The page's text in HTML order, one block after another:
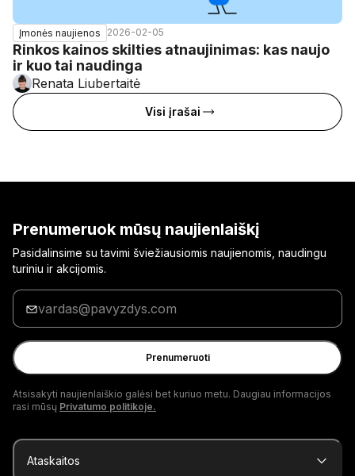
Įmonės naujienos 2026-02-05
Rinkos kainos skilties atnaujinimas: kas naujo
ir kuo tai naudinga
Renata Liubertaitė
Visi įrašai
Prenumeruok mūsų naujienlaiškį
Pasidalinsime su tavimi šviežiausiomis naujienomis, naudingu
turiniu ir akcijomis.
Įrašyk
savo
el.
pašto
adresą
Prenumeruoti
Atsisakyti naujienlaiškio galėsi bet kuriuo metu. Daugiau informacijos
rasi mūsų Privatumo politikoje.
Ataskaitos